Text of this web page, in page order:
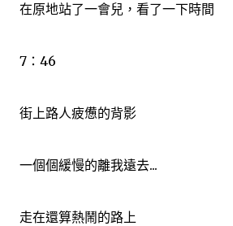
在原地站了一會兒，看了一下時間
7：46
街上路人疲憊的背影
一個個緩慢的離我遠去...
走在還算熱鬧的路上